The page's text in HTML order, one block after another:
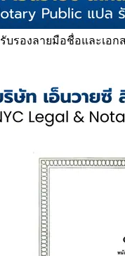
บรองลายมือชื่อและเอก